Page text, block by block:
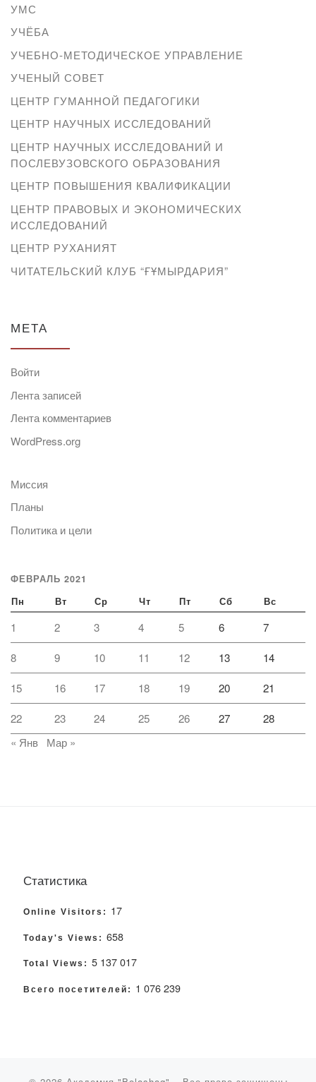
УМС
УЧЁБА
УЧЕБНО-МЕТОДИЧЕСКОЕ УПРАВЛЕНИЕ
УЧЕНЫЙ СОВЕТ
ЦЕНТР ГУМАННОЙ ПЕДАГОГИКИ
ЦЕНТР НАУЧНЫХ ИССЛЕДОВАНИЙ
ЦЕНТР НАУЧНЫХ ИССЛЕДОВАНИЙ И
ПОСЛЕВУЗОВСКОГО ОБРАЗОВАНИЯ
ЦЕНТР ПОВЫШЕНИЯ КВАЛИФИКАЦИИ
ЦЕНТР ПРАВОВЫХ И ЭКОНОМИЧЕСКИХ
ИССЛЕДОВАНИЙ
ЦЕНТР РУХАНИЯТ
ЧИТАТЕЛЬСКИЙ КЛУБ “ҒҰМЫРДАРИЯ”
МЕТА
Войти
Лента записей
Лента комментариев
WordPress.org
Миссия
Планы
Политика и цели
ФЕВРАЛЬ 2021
Пн Вт Ср Чт Пт Сб Вс
1 2 3 4 5 6 7
8 9 10 11 12 13 14
15 16 17 18 19 20 21
22 23 24 25 26 27
28
« Янв
Мар »
Статистика
Online Visitors: 17
Today's Views: 658
Total Views: 5 137 017
Всего посетителей: 1 076 239